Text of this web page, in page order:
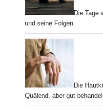
Die Tage
und seine Folgen
Die
Quälend, aber gut